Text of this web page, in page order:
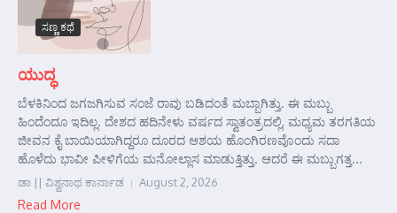
ಸಣ್ಣ ಕಥೆ
ಯುದ್ಧ
ಬೆಳಕಿನಿಂದ ಜಗಜಗಿಸುವ ಸಂಜೆ ರಾವು ಬಡಿದಂತೆ ಮಬ್ಬಾಗಿತ್ತು. ಈ ಮಬ್ಬು
ಹಿಂದೆಂದೂ ಇದಿಲ್ಲ. ದೇಶದ ಹದಿನೇಳು ವರ್ಷದ ಸ್ವಾತಂತ್ರದಲ್ಲಿ, ಮಧ್ಯಮ ತರಗತಿಯ
ಜೀವನ ಕೈ ಬಾಯಿಯಾಗಿದ್ದರೂ ದೂರದ ಆಶಯ ಹೊಂಗಿರಣವೊಂದು ಸದಾ
ಹೊಳೆದು ಭಾವೀ ಪೀಳಿಗೆಯ ಮನೋಲ್ಲಾಸ ಮಾಡುತ್ತಿತ್ತು. ಆದರೆ ಈ ಮಬ್ಬುಗತ್ತ...
ಡಾ || ವಿಶ್ವನಾಥ ಕಾರ್ನಾಡ August 2, 2026
Read More